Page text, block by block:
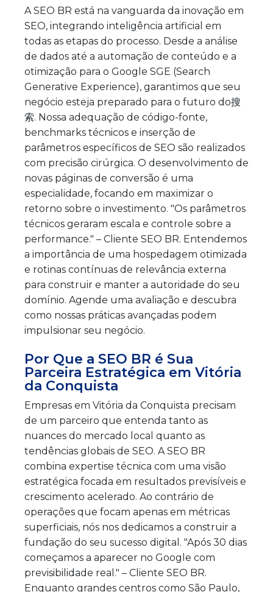
A SEO BR está na vanguarda da inovação em
SEO, integrando inteligência artificial em
todas as etapas do processo. Desde a análise
de dados até a automação de conteúdo e a
otimização para o Google SGE (Search
Generative Experience), garantimos que seu
negócio esteja preparado para o futuro do搜
索. Nossa adequação de código-fonte,
benchmarks técnicos e inserção de
parâmetros específicos de SEO são realizados
com precisão cirúrgica. O desenvolvimento de
novas páginas de conversão é uma
especialidade, focando em maximizar o
retorno sobre o investimento. "Os parâmetros
técnicos geraram escala e controle sobre a
performance." – Cliente SEO BR. Entendemos
a importância de uma hospedagem otimizada
e rotinas contínuas de relevância externa
para construir e manter a autoridade do seu
domínio. Agende uma avaliação e descubra
como nossas práticas avançadas podem
impulsionar seu negócio.
Por Que a SEO BR é Sua
Parceira Estratégica em Vitória
da Conquista
Empresas em Vitória da Conquista precisam
de um parceiro que entenda tanto as
nuances do mercado local quanto as
tendências globais de SEO. A SEO BR
combina expertise técnica com uma visão
estratégica focada em resultados previsíveis e
crescimento acelerado. Ao contrário de
operações que focam apenas em métricas
superficiais, nós nos dedicamos a construir a
fundação do seu sucesso digital. "Após 30 dias
começamos a aparecer no Google com
previsibilidade real." – Cliente SEO BR.
Enquanto grandes centros como São Paulo,